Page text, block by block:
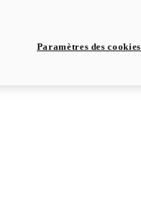
Paramètres des cookies